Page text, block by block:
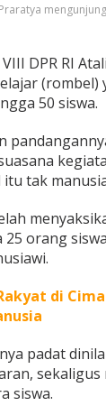
DPR RI
(rombel)
50 siswa.
tak
orang
di
padat
siswa.